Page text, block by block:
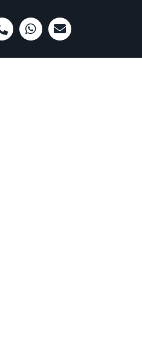
TelefoneWhatsapp
E-mail